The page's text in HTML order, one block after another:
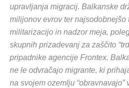
upravljanja migracij. Balkanske
milijonov evrov ter najsodobnejšo
militarizacijo in nadzor meja,
skupnih prizadevanj za zaščito
pripadnike agencije Frontex.
ne le odvračajo migrante, ki
na svojem ozemlju “obravnavajo”